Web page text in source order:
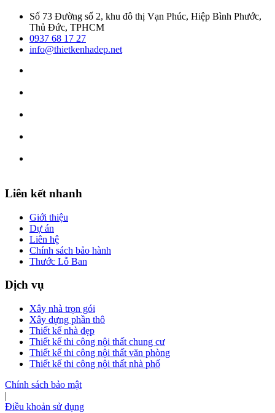
Số 73 Đường số 2, khu đô thị Vạn Phúc, Hiệp Bình Phước,
Thủ Đức, TPHCM
0937 68 17 27
info@thietkenhadep.net
Liên kết nhanh
Giới thiệu
Dự án
Liên hệ
Chính sách bảo hành
Thước Lỗ Ban
Dịch vụ
Xây nhà trọn gói
Xây dựng phần thô
Thiết kế nhà đẹp
Thiết kế thi công nội thất chung cư
Thiết kế thi công nội thất văn phòng
Thiết kế thi công nội thất nhà phố
Chính sách bảo mật
|
Điều khoản sử dụng